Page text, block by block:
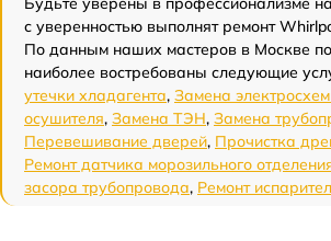
с уверенностью выполнят ремонт
По данным наших мастеров в Москве
наиболее востребованы следующие
утечки хладагента, Замена
осушителя, Замена ТЭН, Замена
Перевешивание дверей, Прочистка
Ремонт датчика морозильного
засора трубопровода, Ремонт